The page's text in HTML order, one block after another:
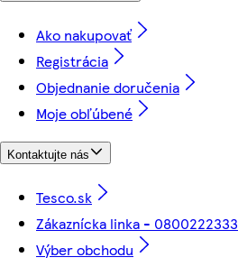
Ako nakupovať
Registrácia
Objednanie doručenia
Moje obľúbené
Kontaktujte nás
Tesco.sk
Zákaznícka linka - 0800222333
Výber obchodu